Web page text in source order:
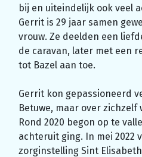
bij en uiteindelijk ook veel
Gerrit is 29 jaar samen
vrouw. Ze deelden een
de caravan, later met een
tot Bazel aan toe.
Gerrit kon gepassioneerd
Betuwe, maar over zichzelf
Rond 2020 begon op te
achteruit ging. In mei 2022
zorginstelling Sint